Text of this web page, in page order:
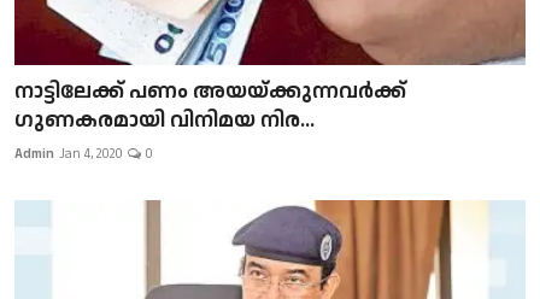
നാട്ടിലേക്ക് പണം അയയ്ക്കുന്നവർക്ക്
ഗുണകരമായി വിനിമയ നിര...
Admin Jan 4, 2020 0